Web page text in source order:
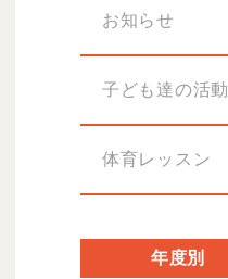
お知らせ
子ども達の活動
体育レッスン
年度別